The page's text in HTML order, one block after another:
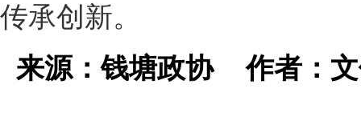
传承创新。
来源：钱塘政协作者：